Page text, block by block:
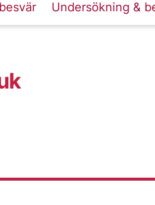
Undersökning &